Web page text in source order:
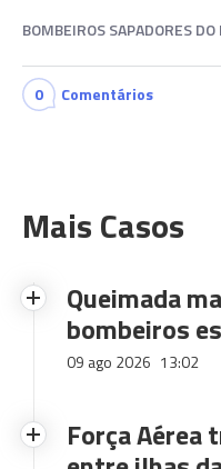
BOMBEIROS SAPADORES
0 Comentários
Mais Casos
Queimada
bombeiros
09 ago 2026 13:02
Força